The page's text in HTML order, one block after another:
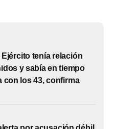
tenía relación
y sabía en tiempo
con los 43, confirma